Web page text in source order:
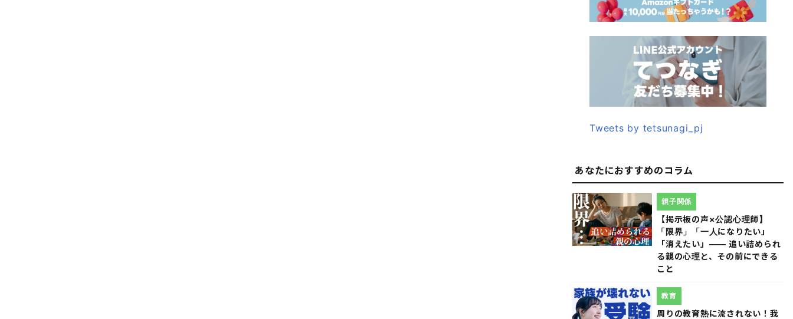
Tweets by tetsunagi_pj
あなたにおすすめのコラム
【掲示板の声×公認心理師】
「限界」「一人になりたい」
「消えたい」―― 追い詰められ
る親の心理と、その前にできる
こと
親子関係
周りの教育熱に流されない！我
教育